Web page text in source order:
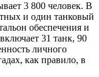
3 800 человек. В
и один танковый
обеспечения и
31 танк, 90
личного
как правило, в